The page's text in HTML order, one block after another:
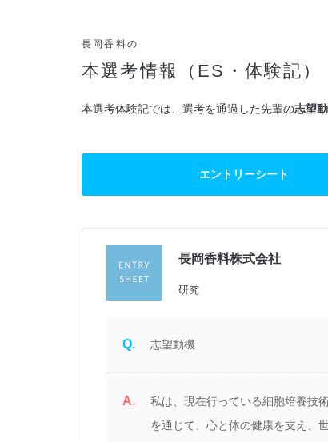
長岡香料の
本選考情報（ES・体験記）
本選考体験記では、選考を通過した先輩の志望
エントリーシート
長岡香料株式会社
研究
Q. 志望動機
A.
私は、現在行っている細胞培養技
を通じて、心と体の健康を支え、